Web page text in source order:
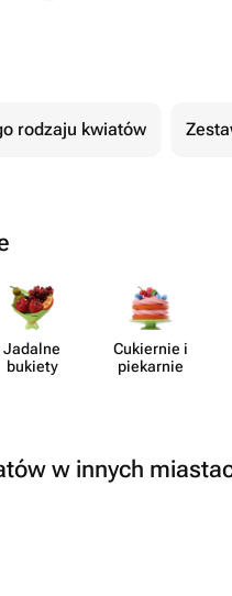
rodzaju kwiatów
Jadalne
bukiety
Cukiernie i
piekarnie
w innych